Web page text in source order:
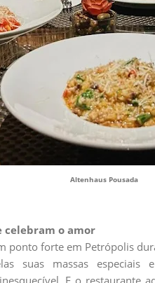
Altenhaus Pousada
celebram o amor
ponto forte em Petrópolis
suas massas